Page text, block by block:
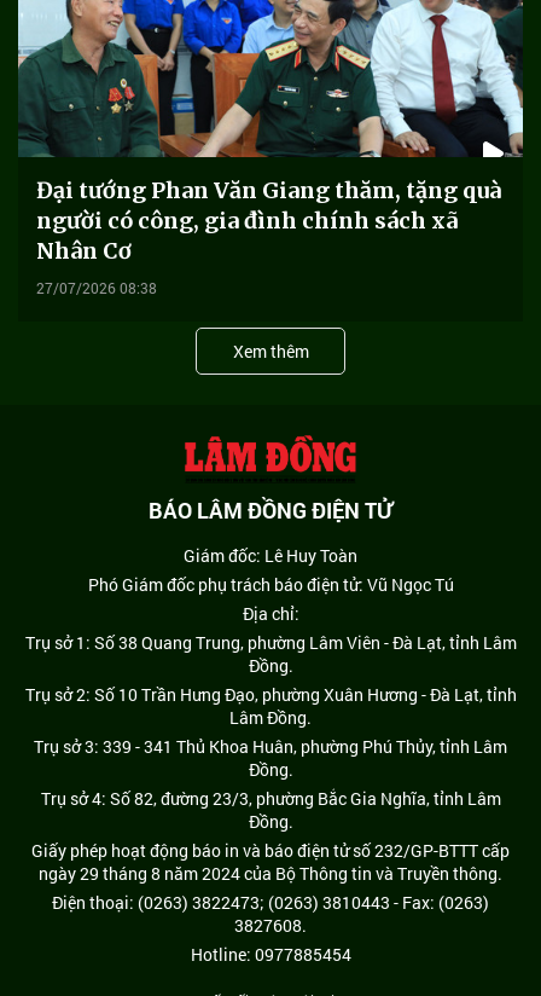
Đại tướng Phan Văn Giang thăm, tặng quà
người có công, gia đình chính sách xã
Nhân Cơ
27/07/2026 08:38
Xem thêm
BÁO LÂM ĐỒNG ĐIỆN TỬ
Giám đốc: Lê Huy Toàn
Phó Giám đốc phụ trách báo điện tử: Vũ Ngọc Tú
Địa chỉ:
Trụ sở 1: Số 38 Quang Trung, phường Lâm Viên - Đà Lạt, tỉnh Lâm
Đồng.
Trụ sở 2: Số 10 Trần Hưng Đạo, phường Xuân Hương - Đà Lạt, tỉnh
Lâm Đồng.
Trụ sở 3: 339 - 341 Thủ Khoa Huân, phường Phú Thủy, tỉnh Lâm
Đồng.
Trụ sở 4: Số 82, đường 23/3, phường Bắc Gia Nghĩa, tỉnh Lâm
Đồng.
Giấy phép hoạt động báo in và báo điện tử số 232/GP-BTTT cấp
ngày 29 tháng 8 năm 2024 của Bộ Thông tin và Truyền thông.
Điện thoại: (0263) 3822473; (0263) 3810443 - Fax: (0263)
3827608.
Hotline: 0977885454